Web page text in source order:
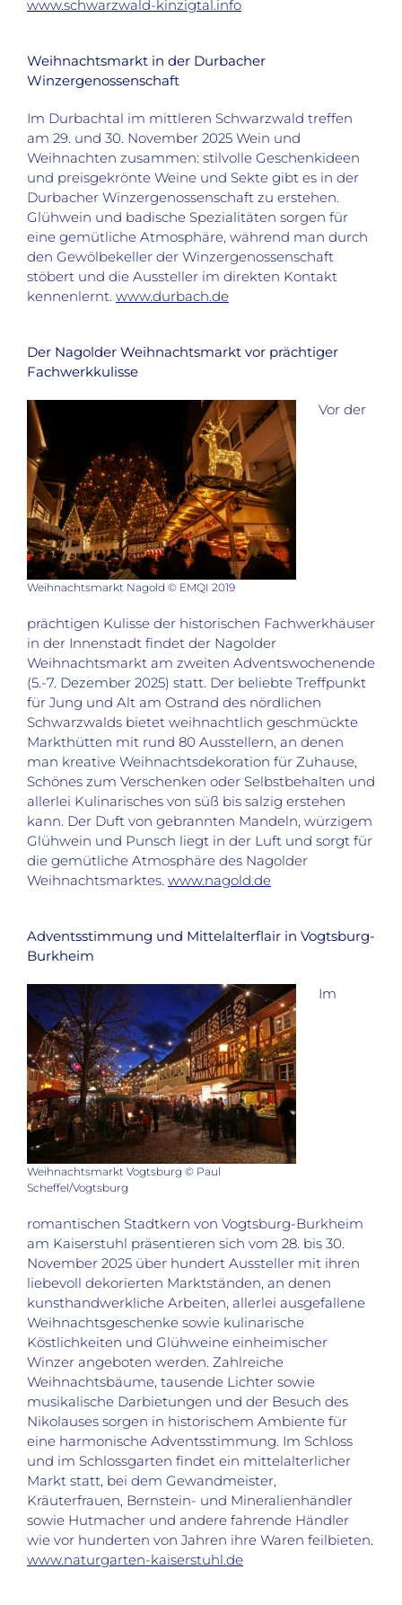
www.schwarzwald-kinzigtal.info
Weihnachtsmarkt in der Durbacher
Winzergenossenschaft
Im Durbachtal im mittleren Schwarzwald treffen
am 29. und 30. November 2025 Wein und
Weihnachten zusammen: stilvolle Geschenkideen
und preisgekrönte Weine und Sekte gibt es in der
Durbacher Winzergenossenschaft zu erstehen.
Glühwein und badische Spezialitäten sorgen für
eine gemütliche Atmosphäre, während man durch
den Gewölbekeller der Winzergenossenschaft
stöbert und die Aussteller im direkten Kontakt
kennenlernt. www.durbach.de
Der Nagolder Weihnachtsmarkt vor prächtiger
Fachwerkkulisse
Weihnachtsmarkt Nagold © EMQI 2019
Vor der
prächtigen Kulisse der historischen Fachwerkhäuser
in der Innenstadt findet der Nagolder
Weihnachtsmarkt am zweiten Adventswochenende
(5.-7. Dezember 2025) statt. Der beliebte Treffpunkt
für Jung und Alt am Ostrand des nördlichen
Schwarzwalds bietet weihnachtlich geschmückte
Markthütten mit rund 80 Ausstellern, an denen
man kreative Weihnachtsdekoration für Zuhause,
Schönes zum Verschenken oder Selbstbehalten und
allerlei Kulinarisches von süß bis salzig erstehen
kann. Der Duft von gebrannten Mandeln, würzigem
Glühwein und Punsch liegt in der Luft und sorgt für
die gemütliche Atmosphäre des Nagolder
Weihnachtsmarktes. www.nagold.de
Adventsstimmung und Mittelalterflair in Vogtsburg-
Burkheim
Weihnachtsmarkt Vogtsburg © Paul
Scheffel/Vogtsburg
Im
romantischen Stadtkern von Vogtsburg-Burkheim
am Kaiserstuhl präsentieren sich vom 28. bis 30.
November 2025 über hundert Aussteller mit ihren
liebevoll dekorierten Marktständen, an denen
kunsthandwerkliche Arbeiten, allerlei ausgefallene
Weihnachtsgeschenke sowie kulinarische
Köstlichkeiten und Glühweine einheimischer
Winzer angeboten werden. Zahlreiche
Weihnachtsbäume, tausende Lichter sowie
musikalische Darbietungen und der Besuch des
Nikolauses sorgen in historischem Ambiente für
eine harmonische Adventsstimmung. Im Schloss
und im Schlossgarten findet ein mittelalterlicher
Markt statt, bei dem Gewandmeister,
Kräuterfrauen, Bernstein- und Mineralienhändler
sowie Hutmacher und andere fahrende Händler
wie vor hunderten von Jahren ihre Waren feilbieten.
www.naturgarten-kaiserstuhl.de